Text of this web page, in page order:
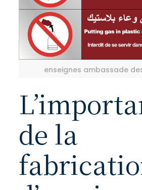
enseignes ambassade
de la